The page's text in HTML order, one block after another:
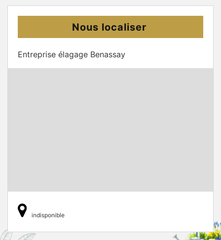
Nous localiser
Entreprise élagage Benassay
indisponible